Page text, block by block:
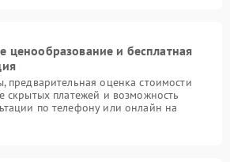
ценообразование и бесплатная
предварительная оценка стоимости
скрытых платежей и возможность
по телефону или онлайн на